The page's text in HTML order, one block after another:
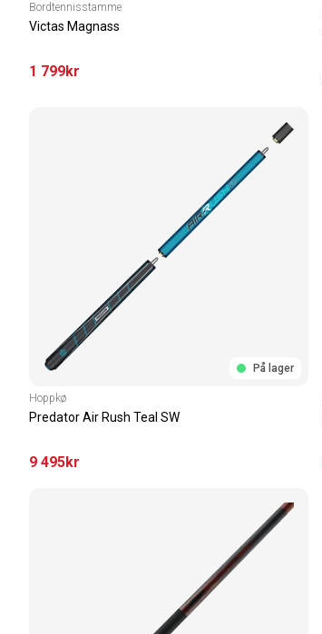
Bordtennisstamme
Victas Magnass
1 799kr
På lager
Hoppkø
Predator Air Rush Teal SW
9 495kr